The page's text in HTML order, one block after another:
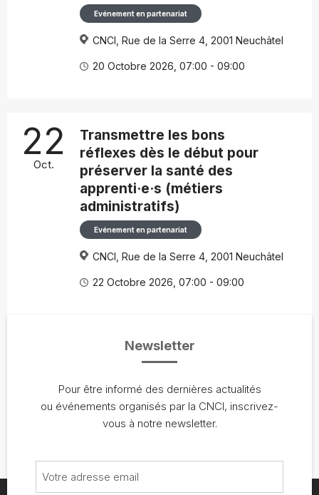
Evénement en partenariat
CNCI, Rue de la Serre 4, 2001 Neuchâtel
20 Octobre 2026, 07:00 - 09:00
22
Oct.
Transmettre les bons
réflexes dès le début pour
préserver la santé des
apprenti·e·s (métiers
administratifs)
Evénement en partenariat
CNCI, Rue de la Serre 4, 2001 Neuchâtel
22 Octobre 2026, 07:00 - 09:00
Newsletter
Pour être informé des dernières actualités
ou événements organisés par la CNCI, inscrivez-
vous à notre newsletter.